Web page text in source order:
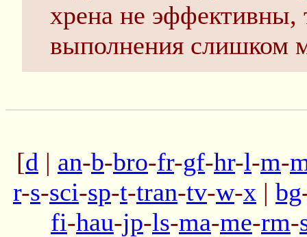
хрена не эффективны,
выполнения слишком
[d | an-b-bro-fr-gf-hr-l-m-
r-s-sci-sp-t-tran-tv-w-x | bg
fi-hau-jp-ls-ma-me-rm-